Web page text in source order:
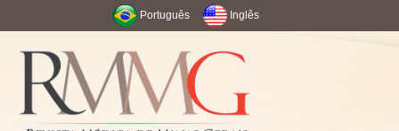
Português Inglês